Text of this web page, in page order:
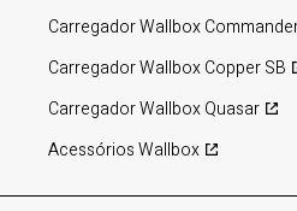
Carregador Wallbox
Carregador Wallbox Copper SB
Carregador Wallbox Quasar
Acessórios Wallbox